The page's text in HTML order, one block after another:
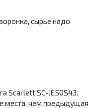
сырье надо
Scarlett SC-JE50S43.
места, чем предыдущая